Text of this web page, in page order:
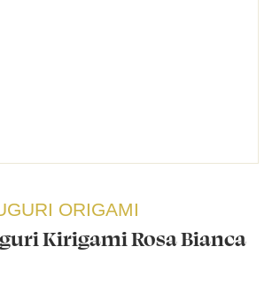
ORIGAMI
Kirigami Rosa Bianca